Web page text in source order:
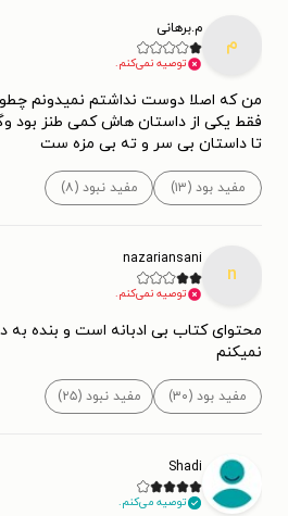
م
م.برهانی
توصیه نمی‌کنم.
من که اصلا دوست نداشتم نمیدونم
فقط یکی از داستان هاش کمی طنز بود
تا داستان بی سر و ته بی مزه ست
مفید بود (۱۳) مفید نبود (۸)
n
nazariansani
توصیه نمی‌کنم.
محتوای کتاب بی ادبانه است و بنده به
نمیکنم
مفید بود (۳۰) مفید نبود (۲۵)
Shadi
توصیه می‌کنم.